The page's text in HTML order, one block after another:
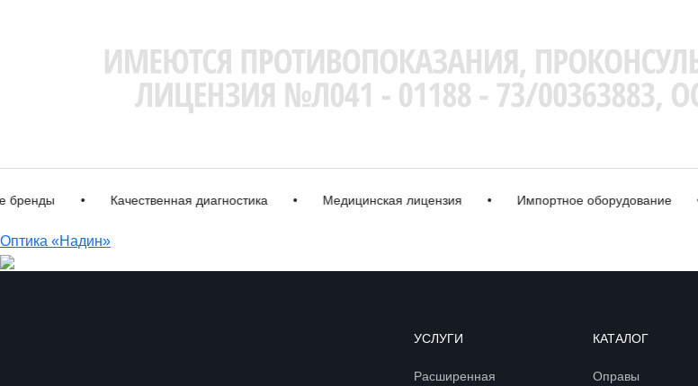
• Качественная диагностика • Медицинская лицензия • Импортное оборудование •
Оптика «Надин»
УСЛУГИ
Расширенная
КАТАЛОГ
Оправы